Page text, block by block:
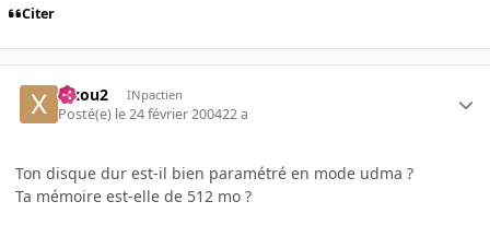
Citer
xixou2 INpactien
Posté(e) le 24 février 200422 a
Ton disque dur est-il bien paramétré en mode udma ?
Ta mémoire est-elle de 512 mo ?